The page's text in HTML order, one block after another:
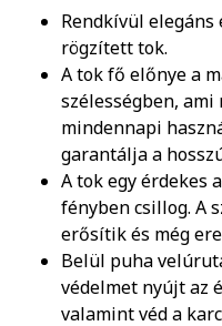
Rendkívül elegáns
rögzített tok.
A tok fő előnye a
szélességben,
mindennapi
garantálja a
A tok egy érdekes
fényben csillog. A
erősítik és még
Belül puha
védelmet nyújt az
valamint véd a